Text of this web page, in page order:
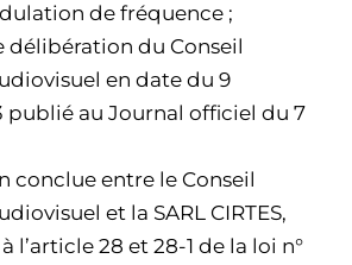
de fréquence ;
délibération du Conseil
en date du 9
publié au Journal officiel du 7
conclue entre le Conseil
et la SARL CIRTES,
l’article 28 et 28-1 de la loi n°